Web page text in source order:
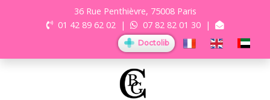
36 Rue Penthièvre, 75008 Paris
01 42 89 62 02 | 07 82 82 01 30 |
Doctolib